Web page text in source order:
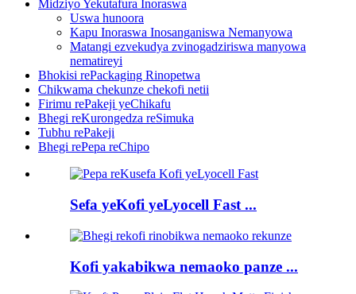
Midziyo Yekutafura Inoraswa
Uswa hunoora
Kapu Inoraswa Inosanganiswa Nemanyowa
Matangi ezvekudya zvinogadziriswa manyowa
nematireyi
Bhokisi rePackaging Rinopetwa
Chikwama chekunze chekofi netii
Firimu rePakeji yeChikafu
Bhegi reKurongedza reSimuka
Tubhu rePakeji
Bhegi rePepa reChipo
Sefa yeKofi yeLyocell Fast ...
Kofi yakabikwa nemaoko panze ...